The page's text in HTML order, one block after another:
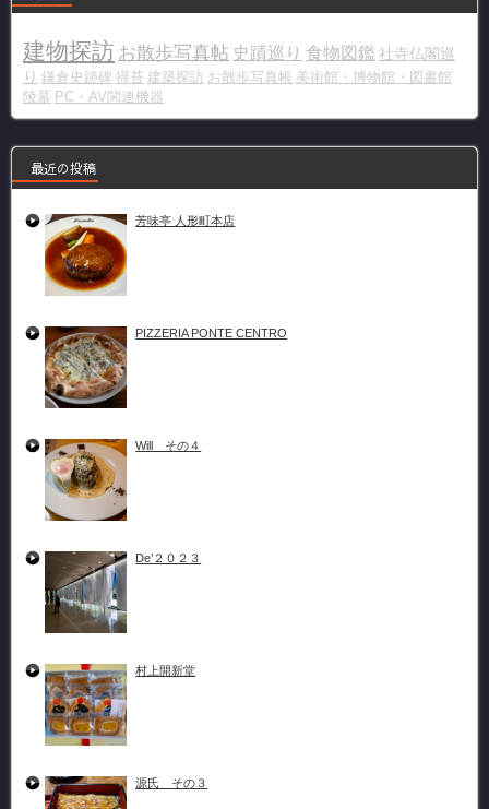
建物探訪 お散歩写真帖 史蹟巡り 食物図鑑 社寺仏閣巡
り 鎌倉史跡碑 掃苔 建築探訪 お散歩写真帳 美術館・博物館・図書館
陵墓 PC・AV関連機器
最近の投稿
芳味亭 人形町本店
PIZZERIA PONTE CENTRO
Will その４
De’２０２３
村上開新堂
源氏 その３